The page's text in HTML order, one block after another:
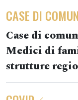
CASE DI
Case di
Medici di
strutture